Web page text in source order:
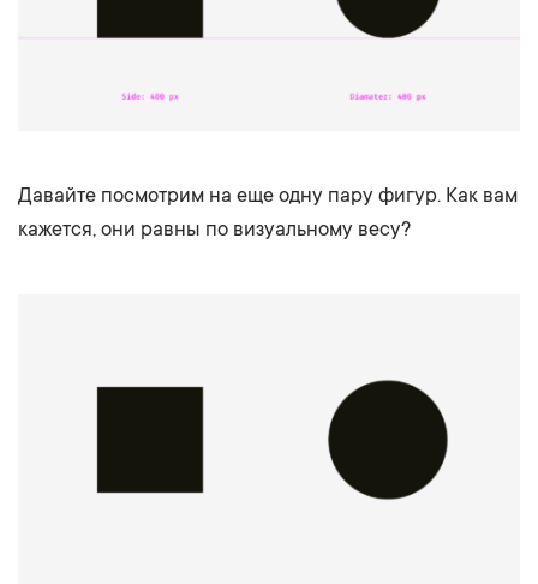
Давайте посмотрим на еще одну пару фигур. Как вам
кажется, они равны по визуальному весу?